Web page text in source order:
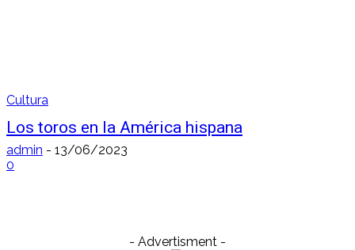
Cultura
Los toros en la América hispana
admin - 13/06/2023
0
- Advertisment -